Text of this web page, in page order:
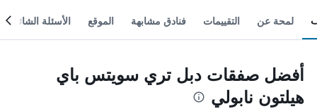
لمحة عن التقييمات فنادق مشابهة الموقع الأسئلة الشائعة
أفضل صفقات دبل تري سويتس باي
هيلتون نابولي